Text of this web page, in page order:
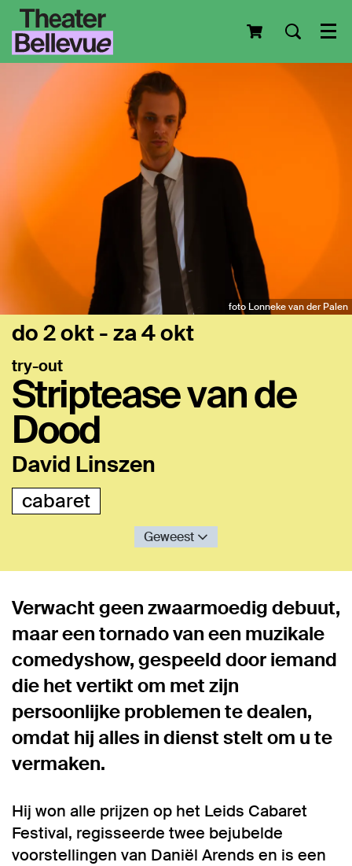
foto Lonneke van der Palen
Striptease van de
Dood
David Linszen
try-out
do 2 okt-za 4 okt
cabaret
Geweest
Verwacht geen zwaarmoedig debuut,
maar een tornado van een muzikale
comedyshow, gespeeld door iemand
die het vertikt om met zijn
persoonlijke problemen te dealen,
omdat hij alles in dienst stelt om u te
vermaken.
Hij won alle prijzen op het Leids Cabaret
Festival, regisseerde twee bejubelde
voorstellingen van Daniël Arends en is een